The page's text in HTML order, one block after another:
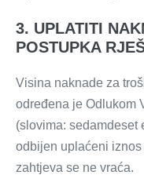
3. UPLATITI
POSTUPKA
Visina naknade za
određena je Odlukom
(slovima: sedamdeset
odbijen uplaćeni
zahtjeva se ne vraća.